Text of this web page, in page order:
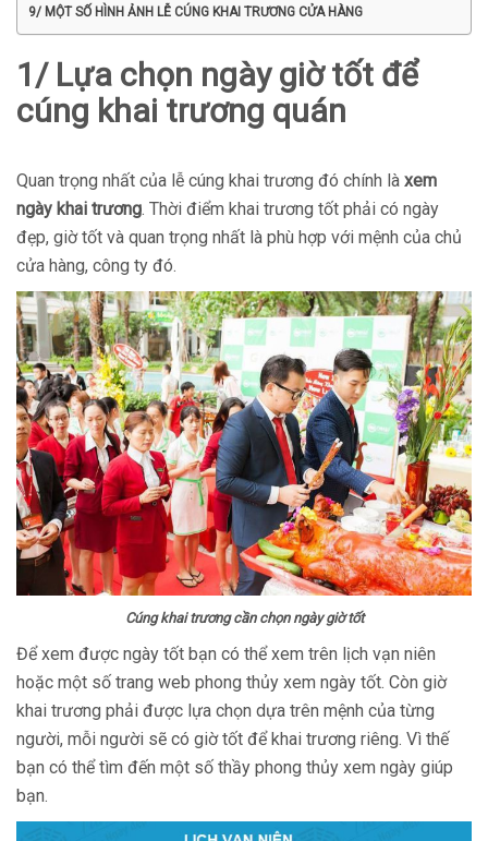
9/ MỘT SỐ HÌNH ẢNH LỄ CÚNG KHAI TRƯƠNG CỬA HÀNG
1/ Lựa chọn ngày giờ tốt để
cúng khai trương quán
Quan trọng nhất của lễ cúng khai trương đó chính là xem
ngày khai trương. Thời điểm khai trương tốt phải có ngày
đẹp, giờ tốt và quan trọng nhất là phù hợp với mệnh của chủ
cửa hàng, công ty đó.
Cúng khai trương cần chọn ngày giờ tốt
Để xem được ngày tốt bạn có thể xem trên lịch vạn niên
hoặc một số trang web phong thủy xem ngày tốt. Còn giờ
khai trương phải được lựa chọn dựa trên mệnh của từng
người, mỗi người sẽ có giờ tốt để khai trương riêng. Vì thế
bạn có thể tìm đến một số thầy phong thủy xem ngày giúp
bạn.